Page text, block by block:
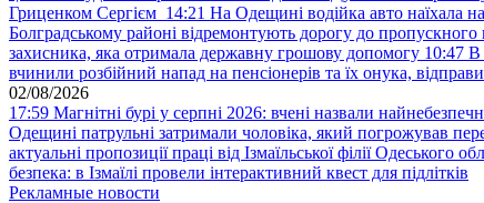
Гриценком Сергієм 14:21 На Одещині водійка авто наїхала
Болградському районі відремонтують дорогу до
захисника, яка отримала державну грошову допомогу 10:47 В
вчинили розбійний напад на пенсіонерів та їх онука,
02/08/2026
17:59 Магнітні бурі у серпні 2026: вчені назвали
Одещині патрульні затримали чоловіка, який погрожував
актуальні пропозиції праці від Ізмаїльської філії Одеського
безпека: в Ізмаїлі провели інтерактивний квест для підлітків
Рекламные новости